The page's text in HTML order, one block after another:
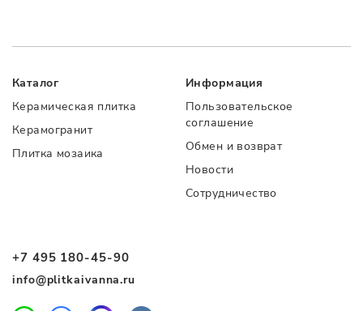
+7 495 180-45-90
info@plitkaivanna.ru
Каталог
Керамическая плитка
Керамогранит
Плитка мозаика
Информация
Пользовательское
соглашение
Обмен и возврат
Новости
Сотрудничество